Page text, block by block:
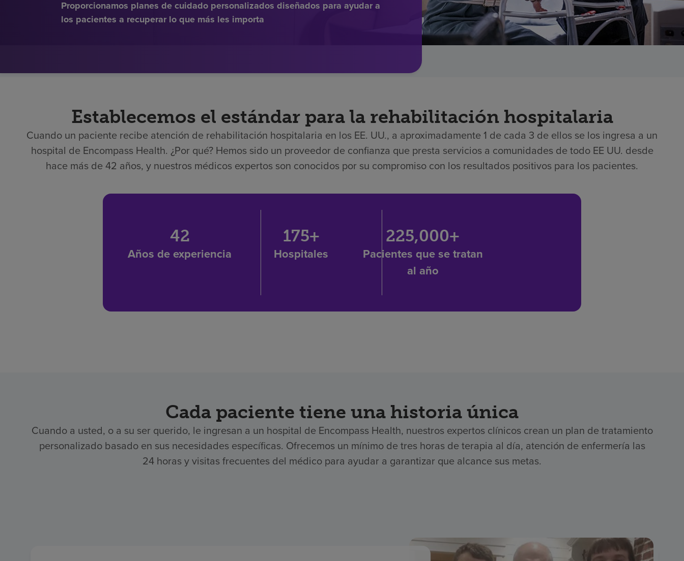
Proporcionamos planes de cuidado personalizados diseñados para ayudar a
los pacientes a recuperar lo que más les importa
Establecemos el estándar para la rehabilitación hospitalaria
Cuando un paciente recibe atención de rehabilitación hospitalaria en los EE. UU., a aproximadamente 1 de cada 3 de ellos se los ingresa a un
hospital de Encompass Health. ¿Por qué? Hemos sido un proveedor de confianza que presta servicios a comunidades de todo EE UU. desde
hace más de 42 años, y nuestros médicos expertos son conocidos por su compromiso con los resultados positivos para los pacientes.
42
Años de experiencia
175+
Hospitales
225,000+
Pacientes que se tratan
al año
Cada paciente tiene una historia única
Cuando a usted, o a su ser querido, le ingresan a un hospital de Encompass Health, nuestros expertos clínicos crean un plan de tratamiento
personalizado basado en sus necesidades específicas. Ofrecemos un mínimo de tres horas de terapia al día, atención de enfermería las
24 horas y visitas frecuentes del médico para ayudar a garantizar que alcance sus metas.